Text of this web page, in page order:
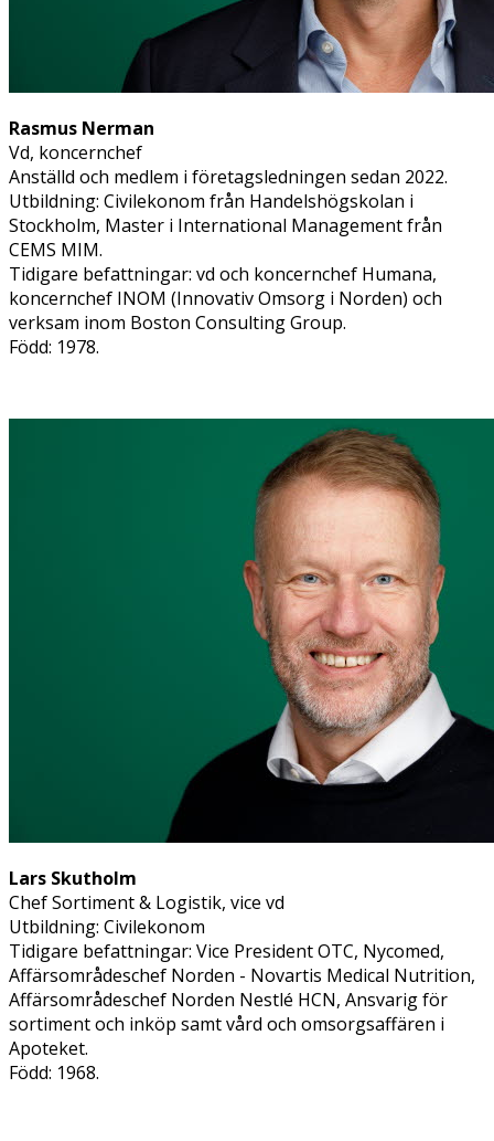
Rasmus Nerman
Vd, koncernchef
Anställd och medlem i företagsledningen sedan 2022.
Utbildning: Civilekonom från Handelshögskolan i
Stockholm, Master i International Management från
CEMS MIM.
Tidigare befattningar: vd och koncernchef Humana,
koncernchef INOM (Innovativ Omsorg i Norden) och
verksam inom Boston Consulting Group.
Född: 1978.
Lars Skutholm
Chef Sortiment & Logistik, vice vd
Utbildning: Civilekonom
Tidigare befattningar: Vice President OTC, Nycomed,
Affärsområdeschef Norden - Novartis Medical Nutrition,
Affärsområdeschef Norden Nestlé HCN, Ansvarig för
sortiment och inköp samt vård och omsorgsaffären i
Apoteket.
Född: 1968.